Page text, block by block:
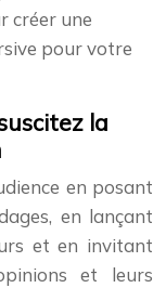
créer une
pour votre
la
en posant
en lançant
et en invitant
et leurs